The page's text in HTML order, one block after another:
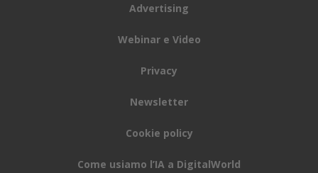
Advertising
Webinar e Video
Privacy
Newsletter
Cookie policy
Come usiamo l’IA a DigitalWorld